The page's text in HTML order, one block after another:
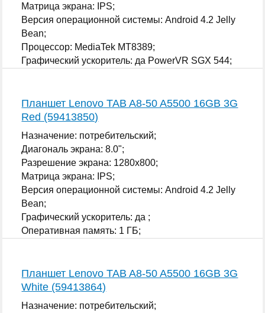
Матрица экрана: IPS;
Версия операционной системы: Android 4.2 Jelly
Bean;
Процессор: MediaTek MT8389;
Графический ускоритель: да PowerVR SGX 544;
Планшет Lenovo TAB A8-50 A5500 16GB 3G
Red (59413850)
Назначение: потребительский;
Диагональ экрана: 8.0";
Разрешение экрана: 1280x800;
Матрица экрана: IPS;
Версия операционной системы: Android 4.2 Jelly
Bean;
Графический ускоритель: да ;
Оперативная память: 1 ГБ;
Планшет Lenovo TAB A8-50 A5500 16GB 3G
White (59413864)
Назначение: потребительский;